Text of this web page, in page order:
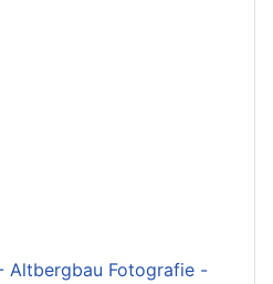
Altbergbau Fotografie -